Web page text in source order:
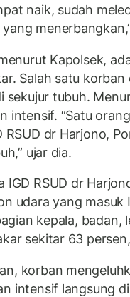
naik, sudah
Kapolsek,
Salah satu
sekujur tubuh.
intensif. “Satu
RSUD dr Harjono,
ujar dia.
IGD RSUD dr
udara yang masuk
kepala, badan,
sekitar 63
korban
intensif langsung